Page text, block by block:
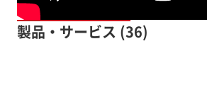
製品・サービス (36)